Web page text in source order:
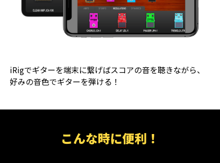
iRigでギターを端末に繋げばスコアの音を聴きながら、
好みの音色でギターを弾ける！
こんな時に便利！